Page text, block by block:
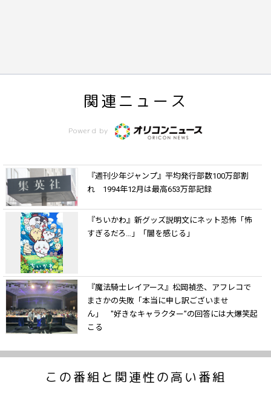
関連ニュース
Powerd by
『週刊少年ジャンプ』平均発行部数100万部割
れ 1994年12月は最高653万部記録
『ちいかわ』新グッズ説明文にネット恐怖「怖
すぎるだろ…」「闇を感じる」
『魔法騎士レイアース』松岡禎丞、アフレコで
まさかの失敗「本当に申し訳ございませ
ん」 "好きなキャラクター”の回答には大爆笑起
こる
この番組と関連性の高い番組